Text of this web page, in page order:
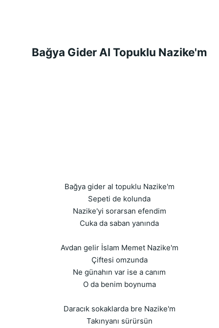
Bağya Gider Al Topuklu Nazike'm
Bağya gider al topuklu Nazike'm
Sepeti de kolunda
Nazike'yi sorarsan efendim
Cuka da saban yanında
Avdan gelir İslam Memet Nazike'm
Çiftesi omzunda
Ne günahın var ise a canım
O da benim boynuma
Daracık sokaklarda bre Nazike'm
Takınyanı sürürsün